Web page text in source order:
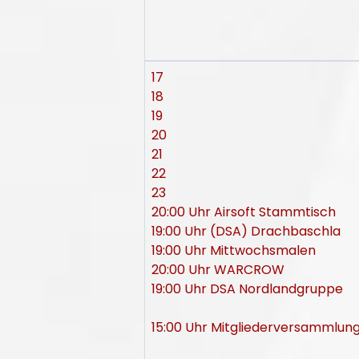
17
18
19
20
21
22
23
20:00 Uhr Airsoft Stammtisch
19:00 Uhr (DSA) Drachbaschla
19:00 Uhr Mittwochsmalen
20:00 Uhr WARCROW
19:00 Uhr DSA Nordlandgruppe
15:00 Uhr